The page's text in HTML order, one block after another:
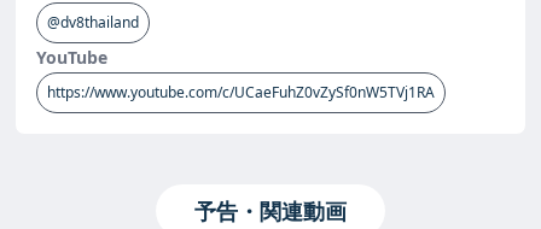
@dv8thailand
YouTube
https://www.youtube.com/c/UCaeFuhZ0vZySf0nW5TVj1RA
予告・関連動画